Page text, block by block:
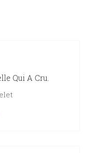
Qui A Cru.